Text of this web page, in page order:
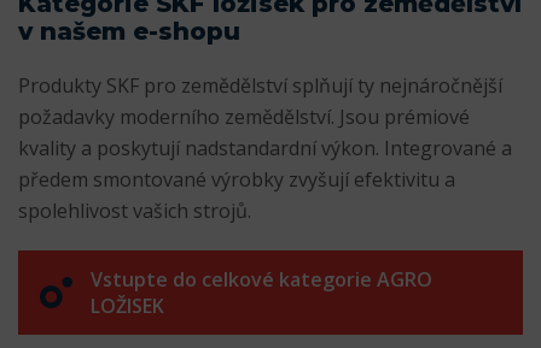
v našem e-shopu
Produkty SKF pro zemědělství splňují ty nejnáročnější
požadavky moderního zemědělství. Jsou prémiové
kvality a poskytují nadstandardní výkon. Integrované a
předem smontované výrobky zvyšují efektivitu a
spolehlivost vašich strojů.
Vstupte do celkové kategorie AGRO
LOŽISEK